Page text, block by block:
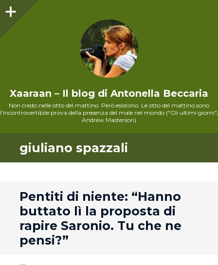
Xaaraan – Il blog di Antonella Beccaria
Non credo nelle otto del mattino. Però esistono. Le otto del mattino sono
l'incontrovertibile prova della presenza del male nel mondo ("Gli ultimi giorni",
Andrew Masterson)
giuliano spazzali
Pentiti di niente: “Hanno
buttato lì la proposta di
rapire Saronio. Tu che ne
pensi?”